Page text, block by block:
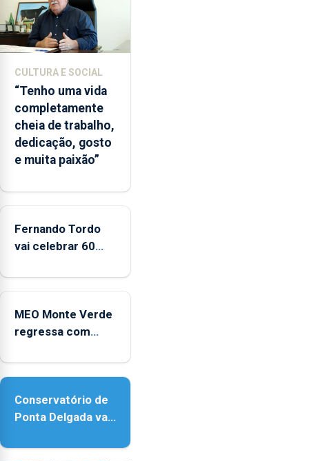
desde
o
início
da
época
balnear
CULTURA E SOCIAL
“Tenho uma vida
completamente
cheia de trabalho,
dedicação, gosto
e muita paixão”
Fernando Tordo
vai celebrar 60
no Coliseu
MEO Monte Verde
regressa com
acessibilidade
Conservatório de
Ponta Delgada vai
instrumentos